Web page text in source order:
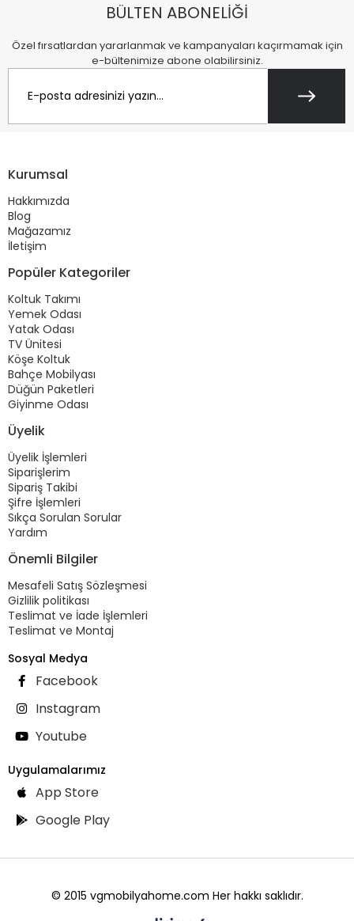
BÜLTEN ABONELİĞİ
Özel fırsatlardan yararlanmak ve kampanyaları kaçırmamak için
e-bültenimize abone olabilirsiniz.
Kurumsal
Hakkımızda
Blog
Mağazamız
İletişim
Popüler Kategoriler
Koltuk Takımı
Yemek Odası
Yatak Odası
TV Ünitesi
Köşe Koltuk
Bahçe Mobilyası
Düğün Paketleri
Giyinme Odası
Üyelik
Üyelik İşlemleri
Siparişlerim
Sipariş Takibi
Şifre İşlemleri
Sıkça Sorulan Sorular
Yardım
Önemli Bilgiler
Mesafeli Satış Sözleşmesi
Gizlilik politikası
Teslimat ve İade İşlemleri
Teslimat ve Montaj
Sosyal Medya
Facebook
Instagram
Youtube
Uygulamalarımız
App Store
Google Play
© 2015 vgmobilyahome.com Her hakkı saklıdır.